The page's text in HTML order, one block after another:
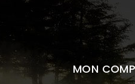
MON